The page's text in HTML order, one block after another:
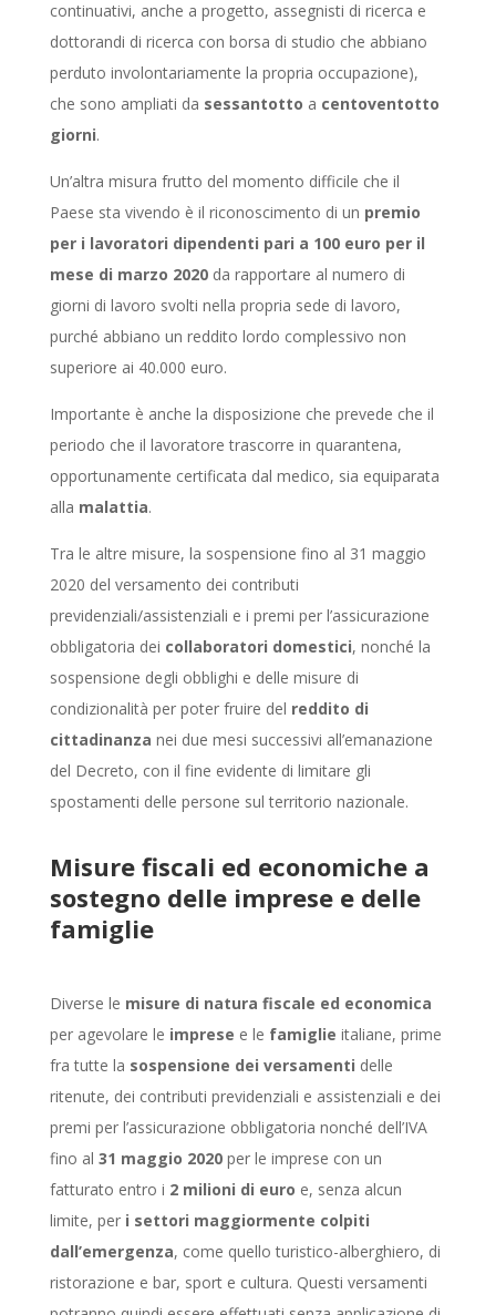
continuativi, anche a progetto, assegnisti di ricerca e
dottorandi di ricerca con borsa di studio che abbiano
perduto involontariamente la propria occupazione),
che sono ampliati da sessantotto a centoventotto
giorni.
Un’altra misura frutto del momento difficile che il
Paese sta vivendo è il riconoscimento di un premio
per i lavoratori dipendenti pari a 100 euro per il
mese di marzo 2020 da rapportare al numero di
giorni di lavoro svolti nella propria sede di lavoro,
purché abbiano un reddito lordo complessivo non
superiore ai 40.000 euro.
Importante è anche la disposizione che prevede che il
periodo che il lavoratore trascorre in quarantena,
opportunamente certificata dal medico, sia equiparata
alla malattia.
Tra le altre misure, la sospensione fino al 31 maggio
2020 del versamento dei contributi
previdenziali/assistenziali e i premi per l’assicurazione
obbligatoria dei collaboratori domestici, nonché la
sospensione degli obblighi e delle misure di
condizionalità per poter fruire del reddito di
cittadinanza nei due mesi successivi all’emanazione
del Decreto, con il fine evidente di limitare gli
spostamenti delle persone sul territorio nazionale.
Misure fiscali ed economiche a
sostegno delle imprese e delle
famiglie
Diverse le misure di natura fiscale ed economica
per agevolare le imprese e le famiglie italiane, prime
fra tutte la sospensione dei versamenti delle
ritenute, dei contributi previdenziali e assistenziali e dei
premi per l’assicurazione obbligatoria nonché dell’IVA
fino al 31 maggio 2020per le imprese con un
fatturato entro i 2 milioni di euro e, senza alcun
limite, per i settori maggiormente colpiti
dall’emergenza, come quello turistico-alberghiero, di
ristorazione e bar, sport e cultura. Questi versamenti